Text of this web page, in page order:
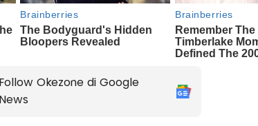
Follow Okezone di Google
News